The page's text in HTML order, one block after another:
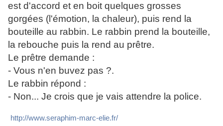
est d'accord et en boit quelques grosses
gorgées (l'émotion, la chaleur), puis rend la
bouteille au rabbin. Le rabbin prend la bouteille,
la rebouche puis la rend au prêtre.
Le prêtre demande :
- Vous n'en buvez pas ?.
Le rabbin répond :
- Non... Je crois que je vais attendre la police.
http://www.seraphim-marc-elie.fr/